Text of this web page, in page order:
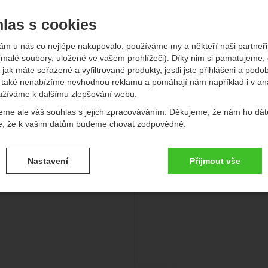
s cookies
u nás co nejlépe nakupovalo, používáme my a někteří naši partneři
soubory, uložené ve vašem prohlížeči). Díky nim si pamatujeme,
máte seřazené a vyfiltrované produkty, jestli jste přihlášeni a
nenabízíme nevhodnou reklamu a pomáhají nám například i v
k dalšímu zlepšování webu.
ale váš souhlas s jejich zpracováváním. Děkujeme, že nám ho
že k vašim datům budeme chovat zodpovědně.
souhlasů s kategoriemi cookies
- bez těchto cookies náš web nebude fungovat.
Nastavení Přijmout vše
Zobrazit
Průměr lan (mm)
- Zobrazit - Zobrazit
Nejlevnější Nejdražší Od nejprodávanějších
Master 9,7 Complete Shield Tendon Indoor 9,8